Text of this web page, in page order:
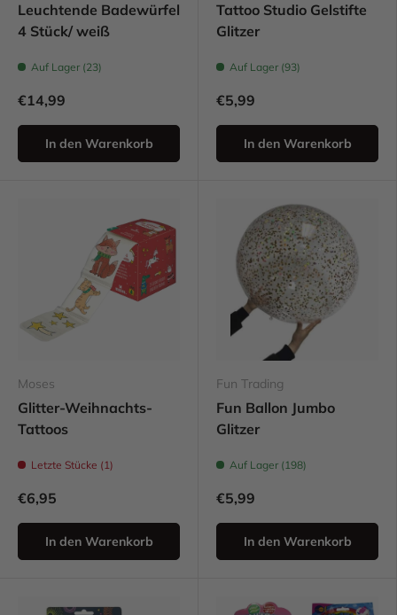
Leuchtende Badewürfel
4 Stück/ weiß
Auf Lager (23)
€14,99
In den Warenkorb
Tattoo Studio Gelstifte
Glitzer
Auf Lager (93)
€5,99
In den Warenkorb
Moses
Glitter-Weihnachts-
Tattoos
Letzte Stücke (1)
€6,95
In den Warenkorb
Fun Trading
Fun Ballon Jumbo
Glitzer
Auf Lager (198)
€5,99
In den Warenkorb